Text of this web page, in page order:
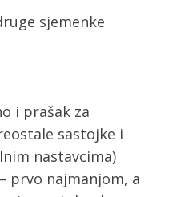
sjemenke
i prašak za
sastojke i
nastavcima)
prvo najmanjom, a